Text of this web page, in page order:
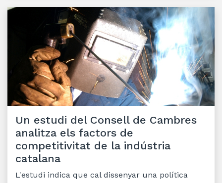
Un estudi del Consell de Cambres
analitza els factors de
competitivitat de la indústria
catalana
L'estudi indica que cal dissenyar una política